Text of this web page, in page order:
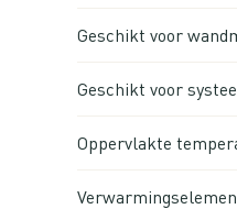
Geschikt voor
Geschikt voor
Oppervlakte